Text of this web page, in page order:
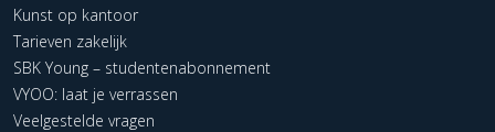
Kunst op kantoor
Tarieven zakelijk
SBK Young – studentenabonnement
VYOO: laat je verrassen
Veelgestelde vragen